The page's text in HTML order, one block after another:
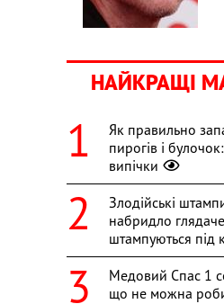
НАЙКРАЩІ
Як правильно
пирогів і
випічки
Злодійські
набридло
штампуються під
Медовий Спас 1
що не можна